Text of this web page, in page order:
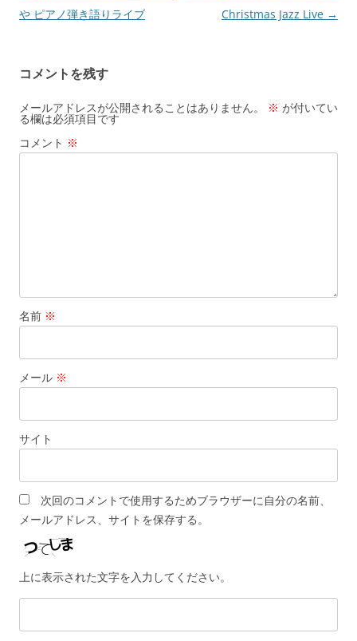
稿
ゲ
ー
シ
ョ
や ピアノ弾き語りライブ
Christmas Jazz Live →
コメントを残す
メールアドレスが公開されることはありません。 ※ が付いてい
る欄は必須項目です
コメント ※
名前 ※
メール ※
サイト
次回のコメントで使用するためブラウザーに自分の名前、
メールアドレス、サイトを保存する。
上に表示された文字を入力してください。